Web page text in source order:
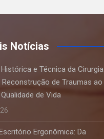
Notícias
e Técnica da Cirurgia
Reconstrução de Traumas ao
de Vida
Ergonômica: Da